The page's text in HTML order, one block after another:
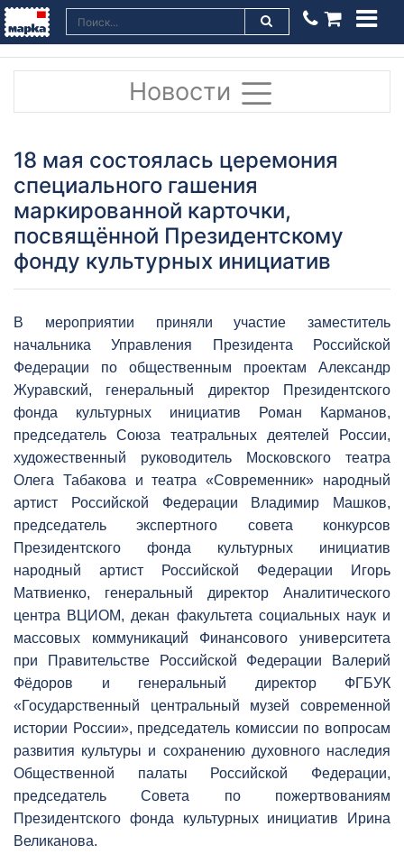
Новости
18 мая состоялась церемония
специального гашения
маркированной карточки,
посвящённой Президентскому
фонду культурных инициатив
В мероприятии приняли участие заместитель
начальника Управления Президента Российской
Федерации по общественным проектам Александр
Журавский, генеральный директор Президентского
фонда культурных инициатив Роман Карманов,
председатель Союза театральных деятелей России,
художественный руководитель Московского театра
Олега Табакова и театра «Современник» народный
артист Российской Федерации Владимир Машков,
председатель экспертного совета конкурсов
Президентского фонда культурных инициатив
народный артист Российской Федерации Игорь
Матвиенко, генеральный директор Аналитического
центра ВЦИОМ, декан факультета социальных наук и
массовых коммуникаций Финансового университета
при Правительстве Российской Федерации Валерий
Фёдоров и генеральный директор ФГБУК
«Государственный центральный музей современной
истории России», председатель комиссии по вопросам
развития культуры и сохранению духовного наследия
Общественной палаты Российской Федерации,
председатель Совета по пожертвованиям
Президентского фонда культурных инициатив Ирина
Великанова.